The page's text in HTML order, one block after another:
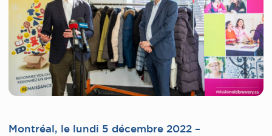
Montréal, le lundi 5 décembre 2022 –